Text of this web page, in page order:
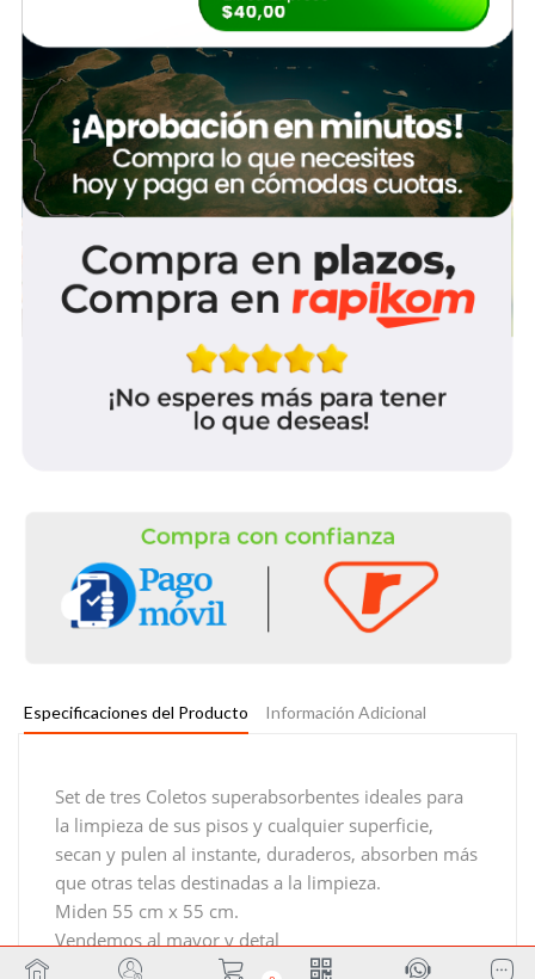
Especificaciones del Producto Información Adicional
Set de tres Coletos superabsorbentes ideales para
la limpieza de sus pisos y cualquier superficie,
secan y pulen al instante, duraderos, absorben más
que otras telas destinadas a la limpieza.
Miden 55 cm x 55 cm.
Vendemos al mayor y detal
Se elaboran a la medida que UD. los necesite.